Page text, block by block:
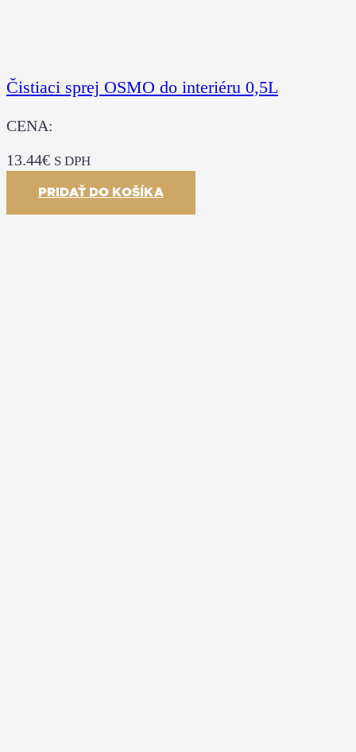
Čistiaci sprej OSMO do interiéru 0,5L
CENA:
13.44€ S DPH
PRIDAŤ DO KOŠÍKA